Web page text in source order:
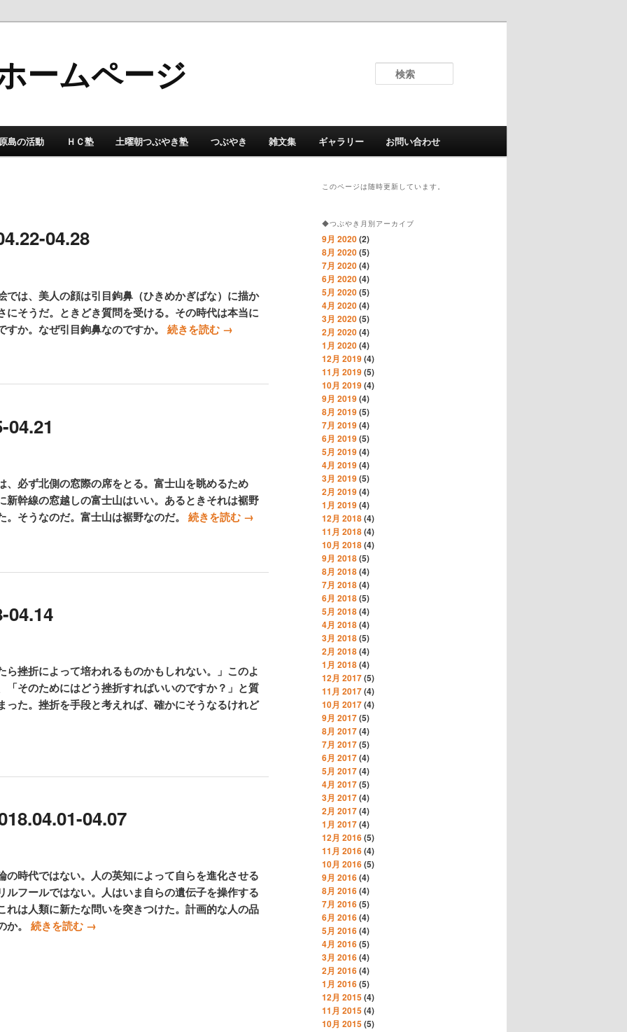
ームページ
原島の活動 ＨＣ塾 土曜朝つぶやき塾 つぶやき 雑文集 ギャラリー お問い合わせ
04.28
では、美人の顔は引目鉤鼻（ひきめかぎばな）に描か
にそうだ。ときどき質問を受ける。その時代は本当に
か。なぜ引目鉤鼻なのですか。 続きを読む →
、必ず北側の窓際の席をとる。富士山を眺めるため
新幹線の窓越しの富士山はいい。あるときそれは裾野
そうなのだ。富士山は裾野なのだ。 続きを読む →
ら挫折によって培われるものかもしれない。」このよ
「そのためにはどう挫折すればいいのですか？」と質
った。挫折を手段と考えれば、確かにそうなるけれど
04.07
の時代ではない。人の英知によって自らを進化させる
ルフールではない。人はいま自らの遺伝子を操作する
れは人類に新たな問いを突きつけた。計画的な人の品
。 続きを読む →
このページは随時更新しています。
◆つぶやき月別アーカイブ
9月 2020(2)
8月 2020(5)
7月 2020(4)
6月 2020(4)
5月 2020(5)
4月 2020(4)
3月 2020(5)
2月 2020(4)
1月 2020(4)
12月 2019(4)
11月 2019(5)
10月 2019(4)
9月 2019(4)
8月 2019(5)
7月 2019(4)
6月 2019(5)
5月 2019(4)
4月 2019(4)
3月 2019(5)
2月 2019(4)
1月 2019(4)
12月 2018(4)
11月 2018(4)
10月 2018(4)
9月 2018(5)
8月 2018(4)
7月 2018(4)
6月 2018(5)
5月 2018(4)
4月 2018(4)
3月 2018(5)
2月 2018(4)
1月 2018(4)
12月 2017(5)
11月 2017(4)
10月 2017(4)
9月 2017(5)
8月 2017(4)
7月 2017(5)
6月 2017(4)
5月 2017(4)
4月 2017(5)
3月 2017(4)
2月 2017(4)
1月 2017(4)
12月 2016(5)
11月 2016(4)
10月 2016(5)
9月 2016(4)
8月 2016(4)
7月 2016(5)
6月 2016(4)
5月 2016(4)
4月 2016(5)
3月 2016(4)
2月 2016(4)
1月 2016(5)
12月 2015(4)
11月 2015(4)
10月 2015(5)